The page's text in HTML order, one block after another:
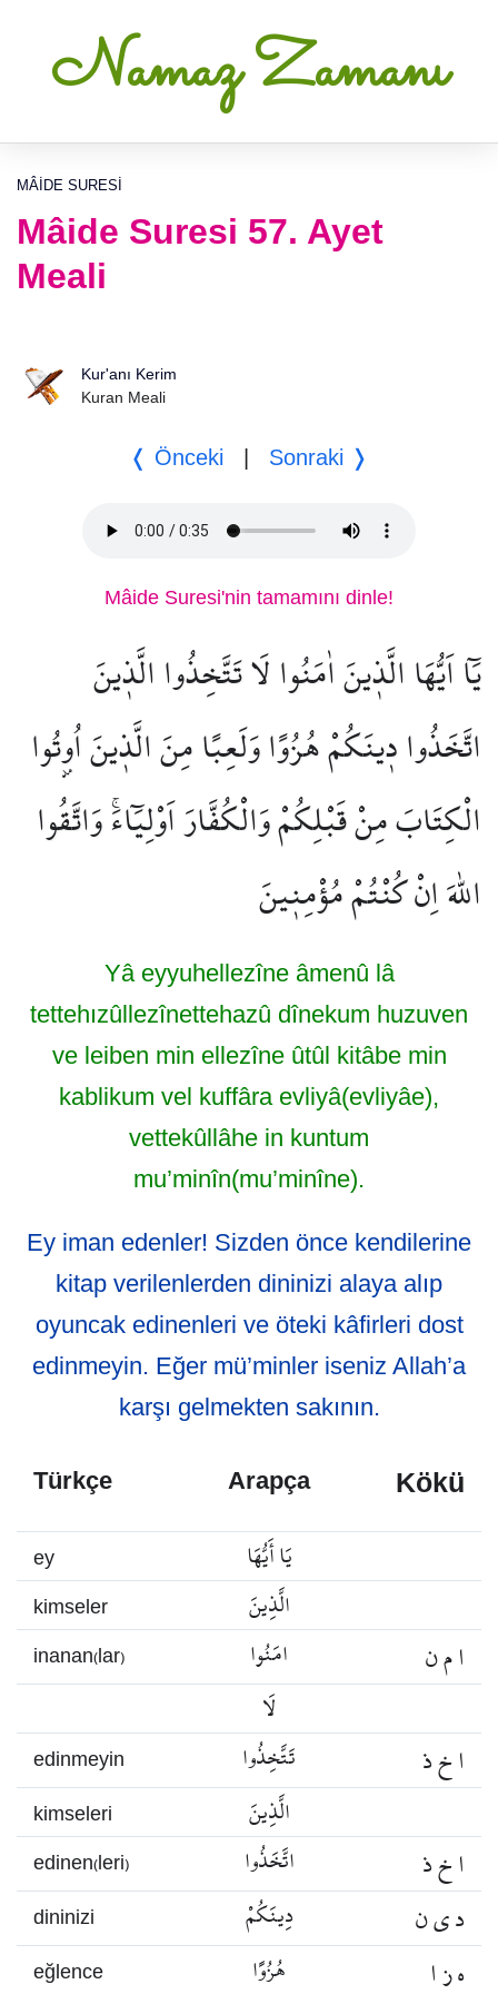
Namaz Zamanı
MÂIDE SURESI
Mâide Suresi 57. Ayet
Meali
Kur'anı Kerim
Kuran Meali
❬ Önceki Sonraki ❭
Mâide Suresi'nin tamamını dinle!
يَٓا اَيُّهَا الَّذ۪ينَ اٰمَنُوا لَا تَتَّخِذُوا الَّذ۪ينَ
اتَّخَذُوا د۪ينَكُمْ هُزُوًا وَلَعِبًا مِنَ الَّذ۪ينَ اُو۫تُوا
الْكِتَابَ مِنْ قَبْلِكُمْ وَالْكُفَّارَ اَوْلِيَٓاءَۚ وَاتَّقُوا
اللّٰهَ اِنْ كُنْتُمْ مُؤْمِن۪ينَ
Yâ eyyuhellezîne âmenû lâ
tettehızûllezînettehazû dînekum huzuven
ve leiben min ellezîne ûtûl kitâbe min
kablikum vel kuffâra evliyâ(evliyâe),
vettekûllâhe in kuntum
mu’minîn(mu’minîne).
Ey iman edenler! Sizden önce kendilerine
kitap verilenlerden dininizi alaya alıp
oyuncak edinenleri ve öteki kâfirleri dost
edinmeyin. Eğer mü’minler iseniz Allah’a
karşı gelmekten sakının.
Türkçe Arapça Kökü
ey يَا أَيُّهَا
kimseler الَّذِينَ
inanan(lar) امَنُوا ا م ن
لَا
edinmeyin تَتَّخِذُوا ا خ ذ
kimseleri الَّذِينَ
edinen(leri) اتَّخَذُوا ا خ ذ
dininizi دِينَكُمْ د ي ن
eğlence هُزُوًا ه ز ا